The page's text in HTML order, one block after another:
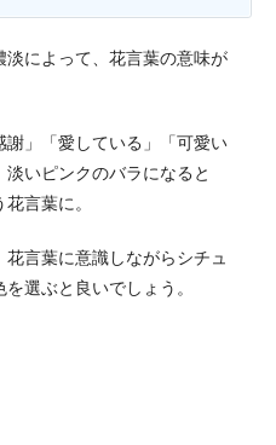
によって、花言葉の意味が
」「愛している」「可愛い
いピンクのバラになると
言葉に。
言葉に意識しながらシチュ
選ぶと良いでしょう。